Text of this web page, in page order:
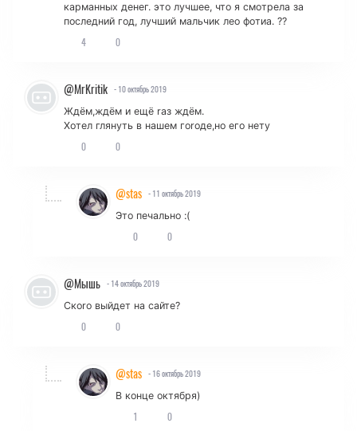
карманных денег. это лучшее, что я смотрела за
последний год, лучший мальчик лео фотиа. ??
4 0
@MrKritik - 10 октябрь 2019
Ждём,ждём и ещё rаз ждём.
Хотел глянуть в нашем гоrоде,но его нету
0 0
@stas - 11 октябрь 2019
Это печально :(
0 0
@Мышь - 14 октябрь 2019
Скоrо выйдет на сайте?
0 0
@stas - 16 октябрь 2019
В конце октября)
1 0